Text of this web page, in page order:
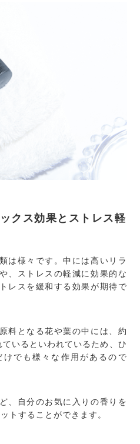
クス効果とストレス軽
は様々です。中には高いリラ
、ストレスの軽減に効果的な
レスを緩和する効果が期待で
料となる花や葉の中には、約
いるといわれているため、ひ
でも様々な作用があるので
、自分のお気に入りの香りを
トすることができます。